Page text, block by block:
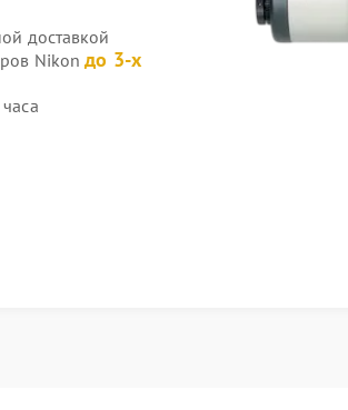
доставкой
Nikonдо 3-х